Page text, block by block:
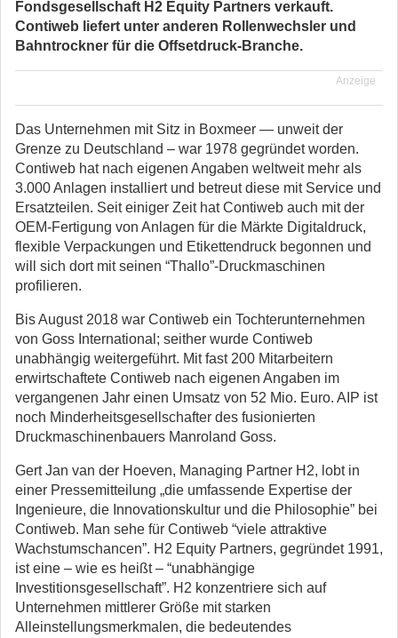
Fondsgesellschaft H2 Equity Partners verkauft.
Contiweb liefert unter anderen Rollenwechsler und
Bahntrockner für die Offsetdruck-Branche.
Anzeige
Das Unternehmen mit Sitz in Boxmeer — unweit der
Grenze zu Deutschland – war 1978 gegründet worden.
Contiweb hat nach eigenen Angaben weltweit mehr als
3.000 Anlagen installiert und betreut diese mit Service und
Ersatzteilen. Seit einiger Zeit hat Contiweb auch mit der
OEM-Fertigung von Anlagen für die Märkte Digitaldruck,
flexible Verpackungen und Etikettendruck begonnen und
will sich dort mit seinen “Thallo”-Druckmaschinen
profilieren.
Bis August 2018 war Contiweb ein Tochterunternehmen
von Goss International; seither wurde Contiweb
unabhängig weitergeführt. Mit fast 200 Mitarbeitern
erwirtschaftete Contiweb nach eigenen Angaben im
vergangenen Jahr einen Umsatz von 52 Mio. Euro. AIP ist
noch Minderheitsgesellschafter des fusionierten
Druckmaschinenbauers Manroland Goss.
Gert Jan van der Hoeven, Managing Partner H2, lobt in
einer Pressemitteilung „die umfassende Expertise der
Ingenieure, die Innovationskultur und die Philosophie” bei
Contiweb. Man sehe für Contiweb “viele attraktive
Wachstumschancen”. H2 Equity Partners, gegründet 1991,
ist eine – wie es heißt – “unabhängige
Investitionsgesellschaft”. H2 konzentriere sich auf
Unternehmen mittlerer Größe mit starken
Alleinstellungsmerkmalen, die bedeutendes